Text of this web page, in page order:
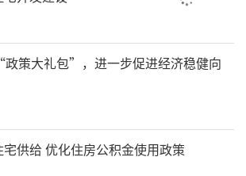
策大礼包”，进一步促进经济稳健向
供给 优化住房公积金使用政策